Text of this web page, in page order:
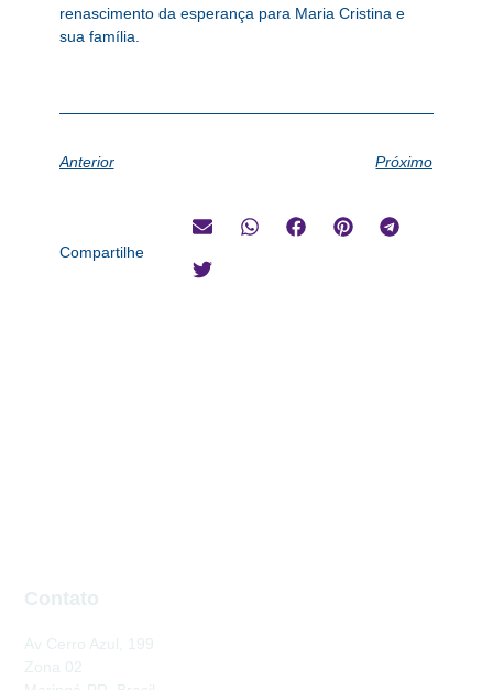
renascimento da esperança para Maria Cristina e
sua família.
Anterior Próximo
Compartilhe
Contato
Av Cerro Azul, 199
Zona 02